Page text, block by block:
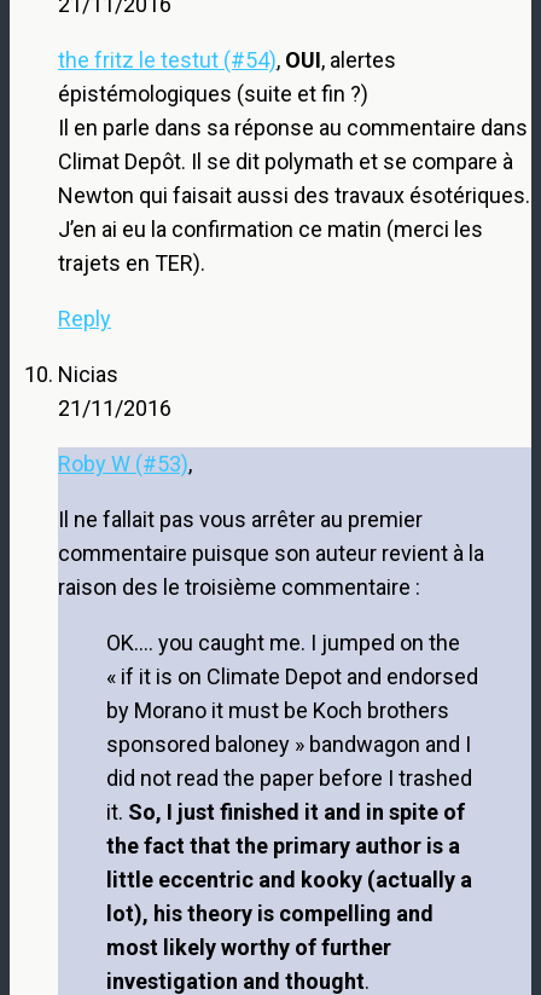
the fritz le testut (#54), OUI, alertes
épistémologiques (suite et fin ?)
Il en parle dans sa réponse au commentaire dans
Climat Depôt. Il se dit polymath et se compare à
Newton qui faisait aussi des travaux ésotériques.
J’en ai eu la confirmation ce matin (merci les
trajets en TER).
Reply
Nicias
21/11/2016
Roby W (#53),
Il ne fallait pas vous arrêter au premier
commentaire puisque son auteur revient à la
raison des le troisième commentaire :
OK…. you caught me. I jumped on the
« if it is on Climate Depot and endorsed
by Morano it must be Koch brothers
sponsored baloney » bandwagon and I
did not read the paper before I trashed
it. So, I just finished it and in spite of
the fact that the primary author is a
little eccentric and kooky (actually a
lot), his theory is compelling and
most likely worthy of further
investigation and thought.